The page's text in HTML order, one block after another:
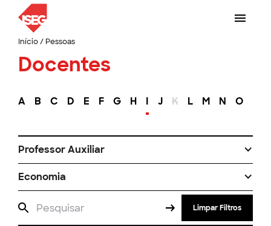
Início/ Pessoas
Docentes
A B C D E F G H I J K L M N O
Professor Auxiliar
Economia
Limpar Filtros